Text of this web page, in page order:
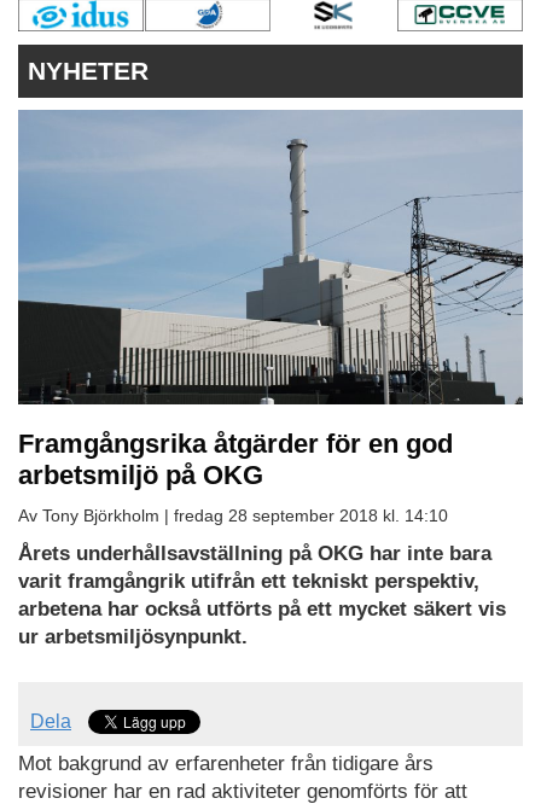
PRENUMERERA
ANNONSERA
NYHETER
Framgångsrika åtgärder för en god
arbetsmiljö på OKG
Av Tony Björkholm | fredag 28 september 2018 kl. 14:10
Årets underhållsavställning på OKG har inte bara
varit framgångrik utifrån ett tekniskt perspektiv,
arbetena har också utförts på ett mycket säkert vis
ur arbetsmiljösynpunkt.
Dela
Mot bakgrund av erfarenheter från tidigare års
revisioner har en rad aktiviteter genomförts för att